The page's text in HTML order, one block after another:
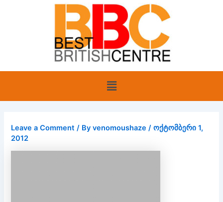
Menu
Leave a Comment / Byvenomoushaze/ოქტომბერი 1,
2012